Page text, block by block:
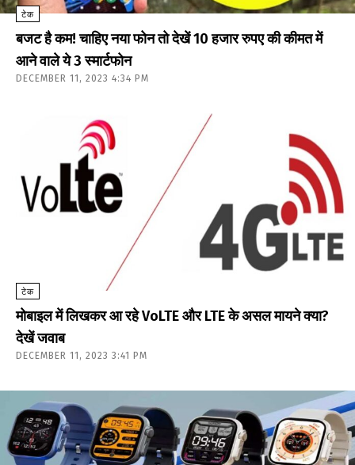
टेक
बजट है कम! चाहिए नया फोन तो देखें 10 हजार रुपए की कीमत में
आने वाले ये 3 स्मार्टफोन
DECEMBER 11, 2023 4:34 PM
टेक
मोबाइल में लिखकर आ रहे VoLTE और LTE के असल मायने क्या?
देखें जवाब
DECEMBER 11, 2023 3:41 PM